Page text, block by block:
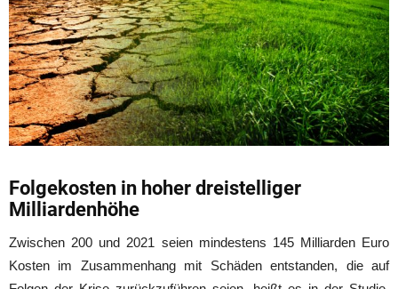
Folgekosten in hoher dreistelliger
Milliardenhöhe
Zwischen 200 und 2021 seien mindestens 145 Milliarden Euro
Kosten im Zusammenhang mit Schäden entstanden, die auf